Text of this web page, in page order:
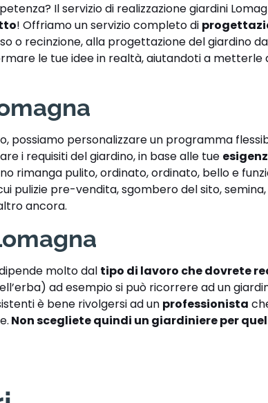
Il servizio di realizzazione giardini
! Offriamo un servizio completo di
o recinzione, alla progettazione del giardino
le tue idee in realtà, aiutandoti a metterle
possiamo personalizzare un programma
i requisiti del giardino, in base alle tue
rimanga pulito, ordinato, ordinato, bello e
pulizie pre-vendita, sgombero del sito,
ancora.
molto dal tipo di lavoro che dovrete
ad esempio si può ricorrere ad un
è bene rivolgersi ad un professionista
Non scegliete quindi un giardiniere per